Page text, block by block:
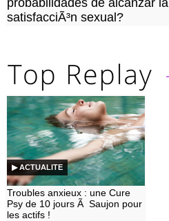
probabilidades de alcanzar la
satisfacciÃ³n sexual?
▶ ACTUALITE
Troubles anxieux : une Cure
Psy de 10 jours Ã Saujon pour
les actifs !